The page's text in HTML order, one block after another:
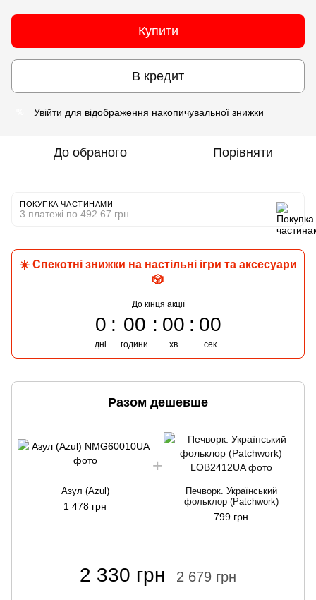
Купити
В кредит
Увійти для відображення накопичувальної знижки
До обраного Порівняти
ПОКУПКА ЧАСТИНАМИ
3 платежі по 492.67 грн
☀️ Спекотні знижки на настільні ігри та аксесуари
🎲
До кінця акції
0
дні
00
години
00
хв
00
сек
Разом дешевше
Азул (Azul)
1 478 грн
Печворк. Український
фольклор (Patchwork)
799 грн
2 330 грн 2 679 грн